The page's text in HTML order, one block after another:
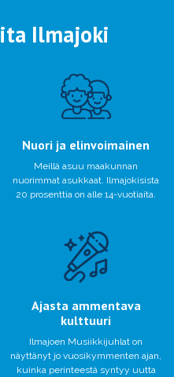
Ilmajoki
Nuori ja elinvoimainen
Meillä asuu maakunnan
nuorimmat asukkaat. Ilmajokisista
20 prosenttia on alle 14-vuotiaita.
Ajasta ammentava
kulttuuri
Ilmajoen Musiikkijuhlat on
näyttänyt jo vuosikymmenten ajan,
kuinka perinteestä syntyy uutta